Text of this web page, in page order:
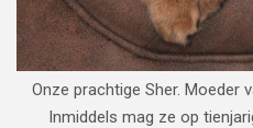
Onze prachtige Sher. Moeder
Inmiddels mag ze op